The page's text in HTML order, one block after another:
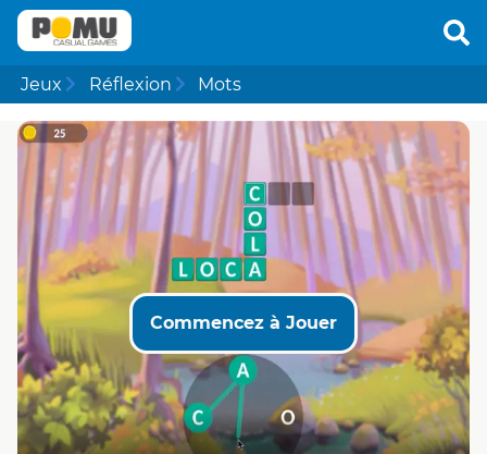
Jeux Réflexion Mots
Commencez à Jouer